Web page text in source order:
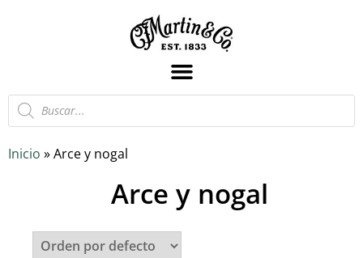
Inicio »Arce y nogal
Arce y nogal